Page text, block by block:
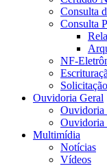
Consulta
Consulta
NF-
Ouvidoria Geral
Ouvidoria
Ouvidoria
Multimídia
Notícias
Vídeos